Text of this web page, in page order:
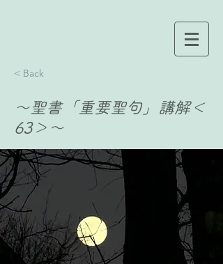
< Back
〜聖書「重要聖句」講解＜
63＞〜